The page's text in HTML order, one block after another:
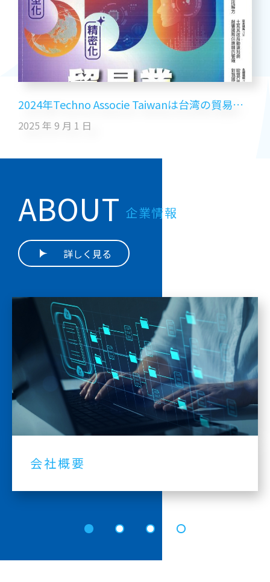
2024年Techno Associe Taiwanは台湾の貿易業界で上位300社にランクイン
2025 年 9 月 1 日
ABOUT 企業情報
詳しく見る
会社概要
1